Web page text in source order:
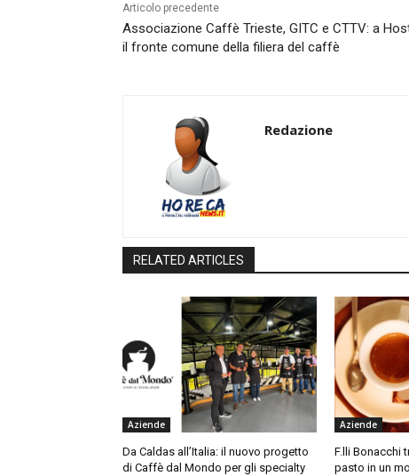
Articolo precedente
Associazione Caffè Trieste, GITC e CTTV: a
il fronte comune della filiera del caffè
Redazione
RELATED ARTICLES
Aziende
Da Caldas all’Italia: il nuovo progetto
di Caffè dal Mondo per gli specialty
Aziende
F.lli Bonacchi
pasto in un